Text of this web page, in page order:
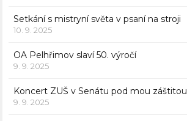
Setkání s mistryní světa v psaní na stroji
10. 9. 2025
OA Pelhřimov slaví 50. výročí
9. 9. 2025
Koncert ZUŠ v Senátu pod mou záštitou
9. 9. 2025